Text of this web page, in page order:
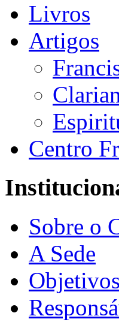
Livros
Artigos
Centro
Sobre o
A Sede
Objetivos